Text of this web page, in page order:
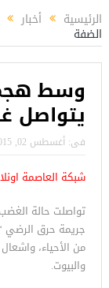
الرئيسية أخبار
الضفة
وسط
يتواصل
فى: أغسطس 02, 2015
شبكة العاصمة
تواصلت حالة
جريمة حرق الرضي
من الأحياء،
والبيوت.